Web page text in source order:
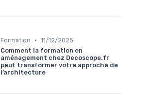
Formation • 11/12/2025
Comment la formation en
aménagement chez Decoscope.fr
peut transformer votre approche de
l’architecture